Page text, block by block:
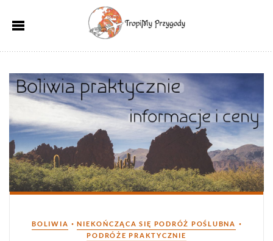
Kategorie
BOLIWIA • NIEKOŃCZĄCA SIĘ PODRÓŻ POŚLUBNA •
PODRÓŻE PRAKTYCZNIE